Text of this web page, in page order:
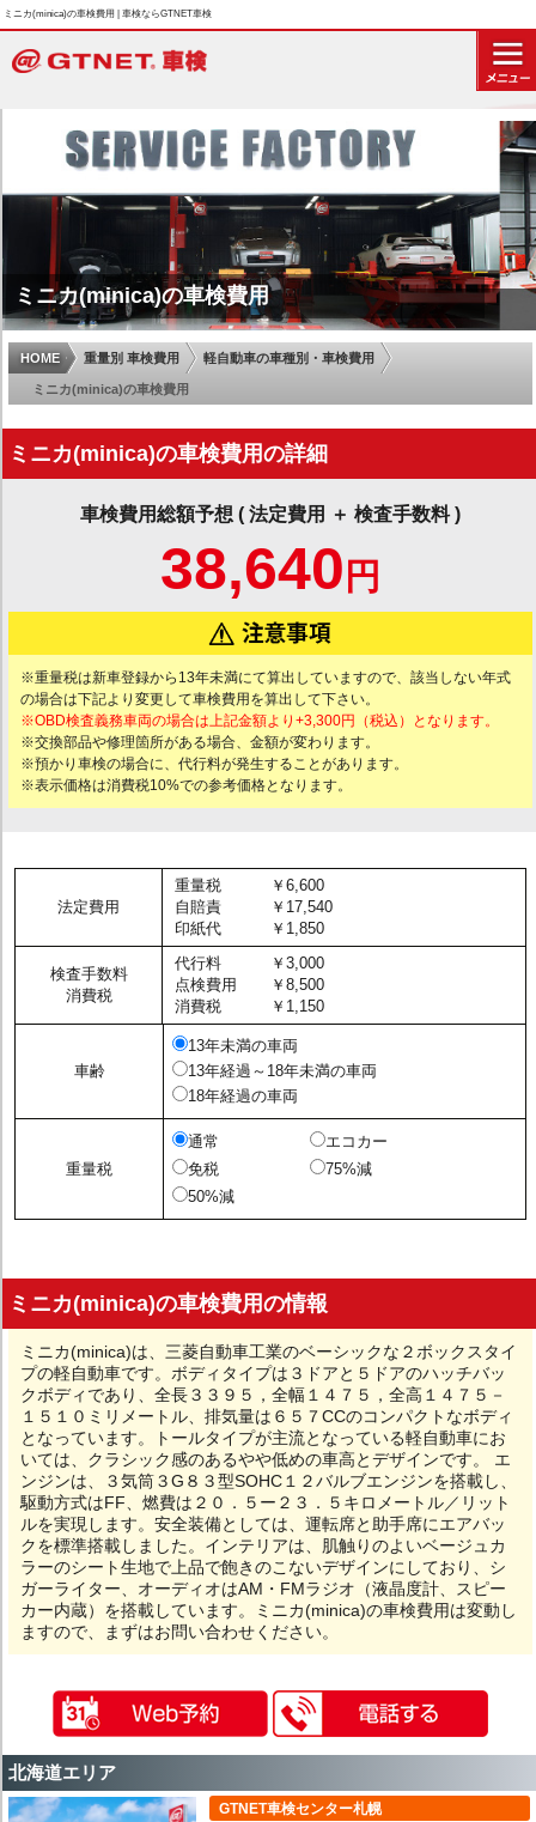
ミニカ(minica)の車検費用 | 車検ならGTNET車検
ミニカ(minica)の車検費用
HOME 重量別 車検費用 軽自動車の車種別・車検費用
ミニカ(minica)の車検費用
ミニカ(minica)の車検費用の詳細
車検費用総額予想 ( 法定費用 ＋ 検査手数料 )
38,640 円
※重量税は新車登録から13年未満にて算出していますので、該当しない年式
の場合は下記より変更して車検費用を算出して下さい。
※OBD検査義務車両の場合は上記金額より+3,300円（税込）となります。
※交換部品や修理箇所がある場合、金額が変わります。
※預かり車検の場合に、代行料が発生することがあります。
※表示価格は消費税10%での参考価格となります。
法定費用
重量税
￥6,600
自賠責
￥17,540
印紙代
￥1,850
検査手数料
消費税
代行料
￥3,000
点検費用
￥8,500
消費税
￥1,150
車齢
13年未満の車両
13年経過～18年未満の車両
18年経過の車両
重量税
通常
エコカー
免税
75%減
50%減
ミニカ(minica)の車検費用の情報
ミニカ(minica)は、三菱自動車工業のベーシックな２ボックスタイ
プの軽自動車です。ボディタイプは３ドアと５ドアのハッチバッ
クボディであり、全長３３９５，全幅１４７５，全高１４７５－
１５１０ミリメートル、排気量は６５７CCのコンパクトなボディ
となっています。トールタイプが主流となっている軽自動車にお
いては、クラシック感のあるやや低めの車高とデザインです。 エ
ンジンは、３気筒３G８３型SOHC１２バルブエンジンを搭載し、
駆動方式はFF、燃費は２０．５ー２３．５キロメートル／リット
ルを実現します。安全装備としては、運転席と助手席にエアバッ
クを標準搭載しました。インテリアは、肌触りのよいベージュカ
ラーのシート生地で上品で飽きのこないデザインにしており、シ
ガーライター、オーディオはAM・FMラジオ（液晶度計、スピー
カー内蔵）を搭載しています。ミニカ(minica)の車検費用は変動し
ますので、まずはお問い合わせください。
北海道エリア
GTNET車検センター札幌